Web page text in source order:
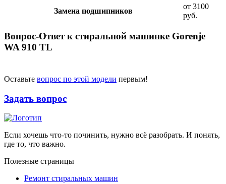
Замена подшипников
от 3100
руб.
Вопрос-Ответ к стиральной машинке Gorenje
WA 910 TL
Оставьте вопрос по этой модели первым!
Задать вопрос
Если хочешь что-то починить, нужно всё разобрать. И понять,
где то, что важно.
Полезные страницы
Ремонт стиральных машин